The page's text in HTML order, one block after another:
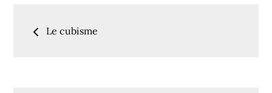
Navigation
de
Le cubisme